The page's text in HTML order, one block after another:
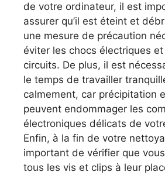
de votre ordinateur, il est
assurer qu’il est éteint et
une mesure de précaution
éviter les chocs électriques
circuits. De plus, il est
le temps de travailler
calmement, car précipitation
peuvent endommager les
électroniques délicats de
Enfin, à la fin de votre
important de vérifier que
tous les vis et clips à leur